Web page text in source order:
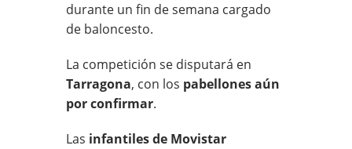
durante un fin de semana cargado
de baloncesto.
La competición se disputará en
Tarragona, con los pabellones aún
por confirmar.
Las infantiles de Movistar